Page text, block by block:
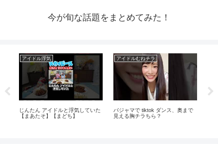
今が旬な話題をまとめてみた！
アイドル浮気
じんたん アイドルと浮気していた
【まあたそ】【まどち】
アイドルむねチラ
パジャマで tiktok ダンス、奥まで
見える胸チラちら？